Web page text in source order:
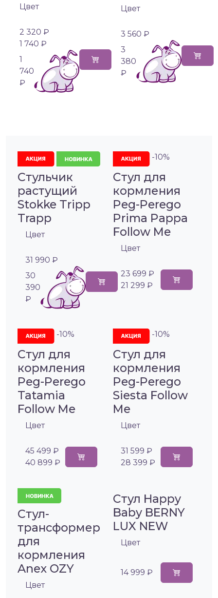
Цвет
2 320 ₽
1 740 ₽
1
740
₽
Цвет
3 560 ₽
3
380
₽
Стульчик
растущий
Stokke Tripp
Trapp
Цвет
31 990 ₽
30
390
₽
-10%
Стул для
кормления
Peg-Perego
Prima Pappa
Follow Me
Цвет
23 699 ₽
21 299 ₽
-10%
Стул для
кормления
Peg-Perego
Tatamia
Follow Me
Цвет
45 499 ₽
40 899 ₽
-10%
Стул для
кормления
Peg-Perego
Siesta Follow
Me
Цвет
31 599 ₽
28 399 ₽
Стул-
трансформер
для
кормления
Anex OZY
Цвет
Стул Happy
Baby BERNY
LUX NEW
Цвет
14 999 ₽